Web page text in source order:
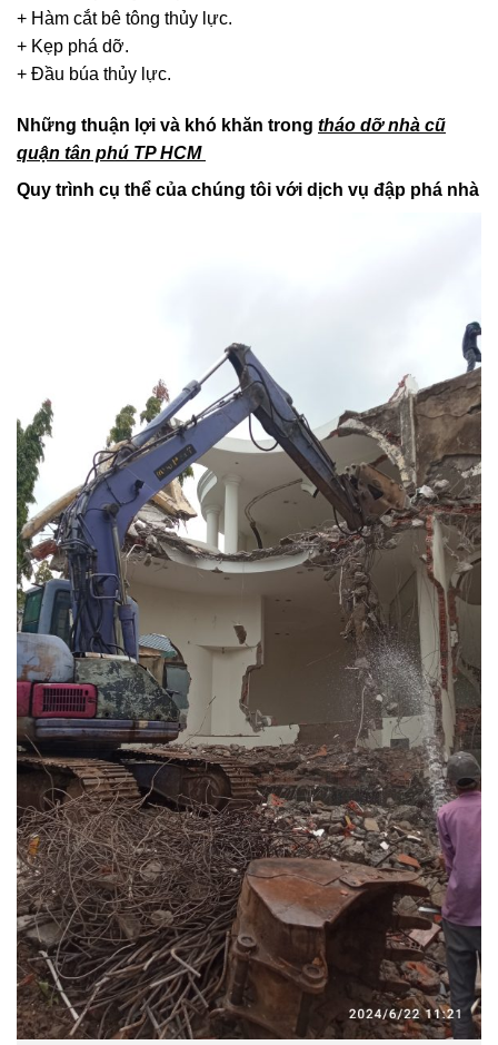
+ Hàm cắt bê tông thủy lực.
+ Kẹp phá dỡ.
+ Đầu búa thủy lực.
Những thuận lợi và khó khăn trong tháo dỡ nhà cũ
quận tân phú TP HCM
Quy trình cụ thể của chúng tôi với dịch vụ đập phá nhà